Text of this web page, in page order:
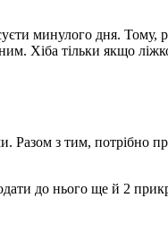
минулого дня. Тому,
Хіба тільки якщо
Разом з тим, потрібно
до нього ще й 2